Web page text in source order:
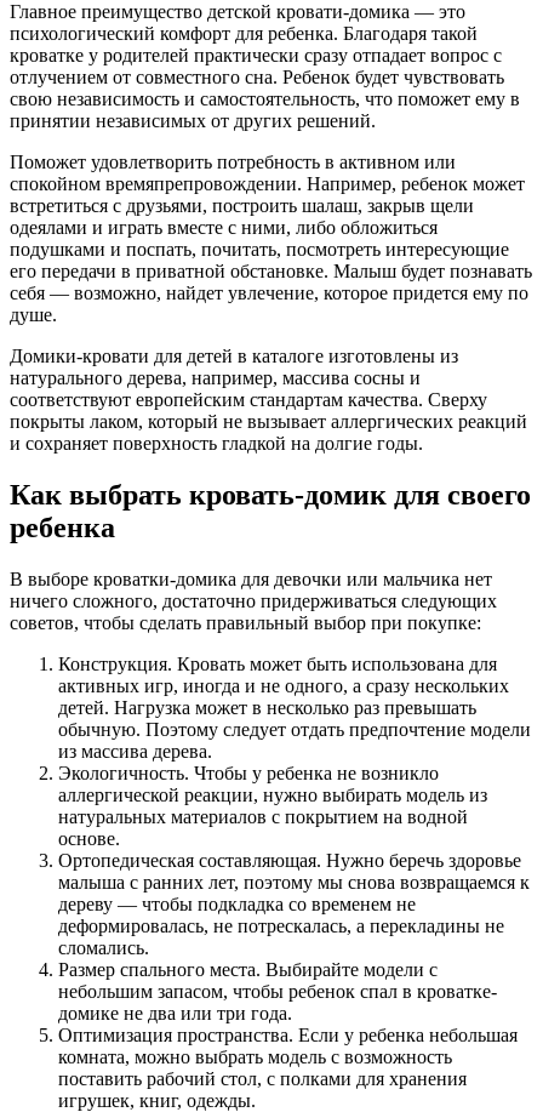
Главное преимущество детской кровати-домика — это
психологический комфорт для ребенка. Благодаря такой
кроватке у родителей практически сразу отпадает вопрос с
отлучением от совместного сна. Ребенок будет чувствовать
свою независимость и самостоятельность, что поможет ему в
принятии независимых от других решений.
Поможет удовлетворить потребность в активном или
спокойном времяпрепровождении. Например, ребенок может
встретиться с друзьями, построить шалаш, закрыв щели
одеялами и играть вместе с ними, либо обложиться
подушками и поспать, почитать, посмотреть интересующие
его передачи в приватной обстановке. Малыш будет познавать
себя — возможно, найдет увлечение, которое придется ему по
душе.
Домики-кровати для детей в каталоге изготовлены из
натурального дерева, например, массива сосны и
соответствуют европейским стандартам качества. Сверху
покрыты лаком, который не вызывает аллергических реакций
и сохраняет поверхность гладкой на долгие годы.
Как выбрать кровать-домик для своего
ребенка
В выборе кроватки-домика для девочки или мальчика нет
ничего сложного, достаточно придерживаться следующих
советов, чтобы сделать правильный выбор при покупке:
Конструкция. Кровать может быть использована для
активных игр, иногда и не одного, а сразу нескольких
детей. Нагрузка может в несколько раз превышать
обычную. Поэтому следует отдать предпочтение модели
из массива дерева.
Экологичность. Чтобы у ребенка не возникло
аллергической реакции, нужно выбирать модель из
натуральных материалов с покрытием на водной
основе.
Ортопедическая составляющая. Нужно беречь здоровье
малыша с ранних лет, поэтому мы снова возвращаемся к
дереву — чтобы подкладка со временем не
деформировалась, не потрескалась, а перекладины не
сломались.
Размер спального места. Выбирайте модели с
небольшим запасом, чтобы ребенок спал в кроватке-
домике не два или три года.
Оптимизация пространства. Если у ребенка небольшая
комната, можно выбрать модель с возможность
поставить рабочий стол, с полками для хранения
игрушек, книг, одежды.